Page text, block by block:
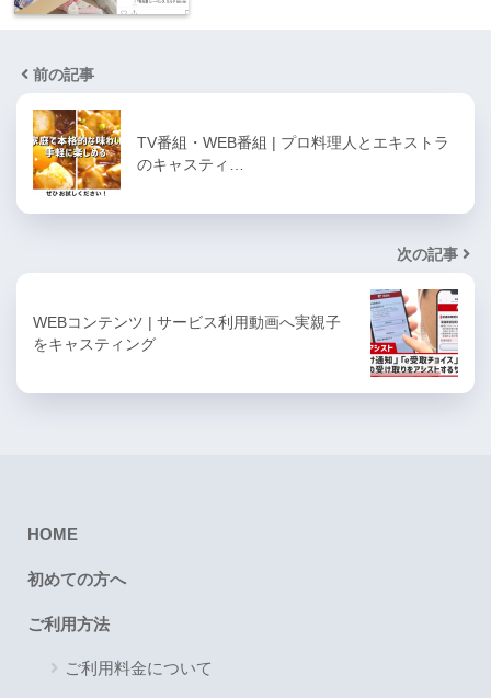
前の記事
TV番組・WEB番組 | プロ料理人とエキストラ
のキャスティ…
次の記事
WEBコンテンツ | サービス利用動画へ実親子
をキャスティング
HOME
初めての方へ
ご利用方法
ご利用料金について